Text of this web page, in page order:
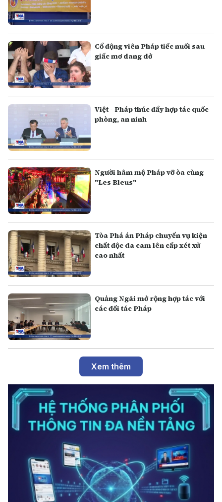
Cổ động viên Pháp tiếc nuối sau
giấc mơ dang dở
Việt - Pháp thúc đẩy hợp tác quốc
phòng, an ninh
Người hâm mộ Pháp vỡ òa cùng
"Les Bleus"
Tòa Phá án Pháp chuyển vụ kiện
chất độc da cam lên cấp xét xử
cao nhất
Quảng Ngãi mở rộng hợp tác với
các đối tác Pháp
Xem thêm